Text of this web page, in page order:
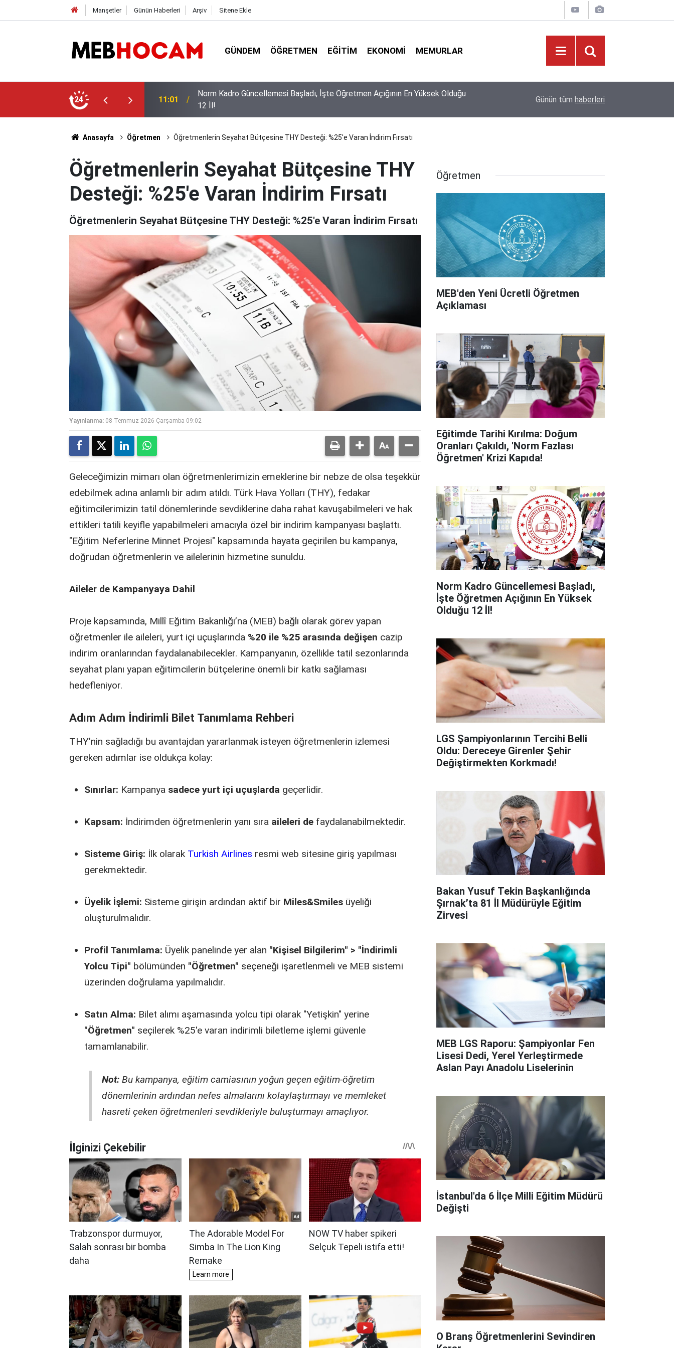
Manşetler Günün Haberleri Arşiv Sitene Ekle
GÜNDEM ÖĞRETMEN EĞITIM EKONOMI MEMURLAR
24
İşte Öğretmen Açığının En Yüksek Olduğu
10:02
LGS Şampiyonlarının Tercihi Belli Oldu: Dereceye Girenler Şehir
Değiştirmekten Korkmadı!
Bakan Yusuf Tekin Başkanlığında Şırnak’ta
Günün tüm haberleri
Anasayfa Öğretmen Öğretmenlerin Seyahat Bütçesine THY Desteği: %25'e Varan İndirim Fırsatı
Öğretmenlerin Seyahat Bütçesine THY
Desteği: %25'e Varan İndirim Fırsatı
Öğretmenlerin Seyahat Bütçesine THY Desteği: %25'e Varan İndirim Fırsatı
Yayınlanma: 08 Temmuz 2026 Çarşamba 09:02
Geleceğimizin mimarı olan öğretmenlerimizin emeklerine bir nebze de olsa teşekkür
edebilmek adına anlamlı bir adım atıldı. Türk Hava Yolları (THY), fedakar
eğitimcilerimizin tatil dönemlerinde sevdiklerine daha rahat kavuşabilmeleri ve hak
ettikleri tatili keyifle yapabilmeleri amacıyla özel bir indirim kampanyası başlattı.
"Eğitim Neferlerine Minnet Projesi" kapsamında hayata geçirilen bu kampanya,
doğrudan öğretmenlerin ve ailelerinin hizmetine sunuldu.
Aileler de Kampanyaya Dahil
Proje kapsamında, Millî Eğitim Bakanlığı’na (MEB) bağlı olarak görev yapan
öğretmenler ile aileleri, yurt içi uçuşlarında %20 ile %25 arasında değişen cazip
indirim oranlarından faydalanabilecekler. Kampanyanın, özellikle tatil sezonlarında
seyahat planı yapan eğitimcilerin bütçelerine önemli bir katkı sağlaması
hedefleniyor.
Adım Adım İndirimli Bilet Tanımlama Rehberi
THY'nin sağladığı bu avantajdan yararlanmak isteyen öğretmenlerin izlemesi
gereken adımlar ise oldukça kolay:
Sınırlar: Kampanya sadece yurt içi uçuşlarda geçerlidir.
Kapsam: İndirimden öğretmenlerin yanı sıra aileleri de faydalanabilmektedir.
Sisteme Giriş: İlk olarak Turkish Airlines resmi web sitesine giriş yapılması
gerekmektedir.
Üyelik İşlemi: Sisteme girişin ardından aktif bir Miles&Smiles üyeliği
oluşturulmalıdır.
Profil Tanımlama: Üyelik panelinde yer alan "Kişisel Bilgilerim" > "İndirimli
Yolcu Tipi" bölümünden "Öğretmen" seçeneği işaretlenmeli ve MEB sistemi
üzerinden doğrulama yapılmalıdır.
Satın Alma: Bilet alımı aşamasında yolcu tipi olarak "Yetişkin" yerine
"Öğretmen" seçilerek %25'e varan indirimli biletleme işlemi güvenle
tamamlanabilir.
Not: Bu kampanya, eğitim camiasının yoğun geçen eğitim-öğretim
dönemlerinin ardından nefes almalarını kolaylaştırmayı ve memleket
hasreti çeken öğretmenleri sevdikleriyle buluşturmayı amaçlıyor.
Öğretmen
MEB'den Yeni Ücretli Öğretmen
Açıklaması
Eğitimde Tarihi Kırılma: Doğum
Oranları Çakıldı, 'Norm Fazlası
Öğretmen' Krizi Kapıda!
Norm Kadro Güncellemesi Başladı,
İşte Öğretmen Açığının En Yüksek
Olduğu 12 İl!
LGS Şampiyonlarının Tercihi Belli
Oldu: Dereceye Girenler Şehir
Değiştirmekten Korkmadı!
Bakan Yusuf Tekin Başkanlığında
Şırnak’ta 81 İl Müdürüyle Eğitim
Zirvesi
MEB LGS Raporu: Şampiyonlar Fen
Lisesi Dedi, Yerel Yerleştirmede
Aslan Payı Anadolu Liselerinin
İstanbul'da 6 İlçe Milli Eğitim Müdürü
Değişti
O Branş Öğretmenlerini Sevindiren